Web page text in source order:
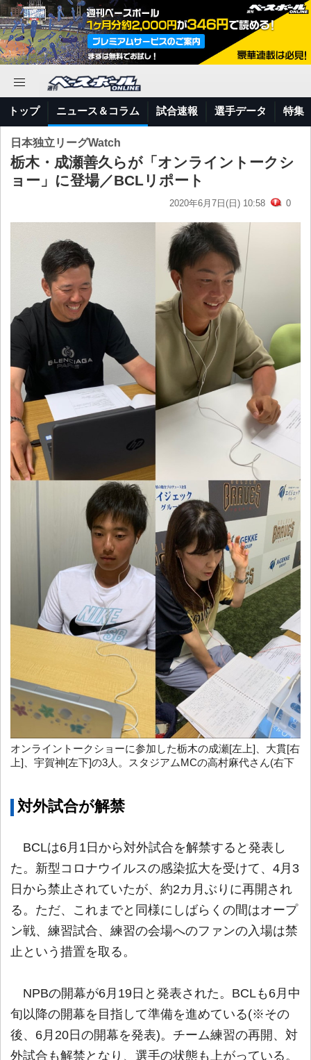
トップ ニュース＆コラム 試合速報 選手データ 特集
日本独立リーグWatch
栃木・成瀬善久らが「オンライントークシ
ョー」に登場／BCLリポート
2020年6月7日(日) 10:58 0
オンライントークショーに参加した栃木の成瀬[左上]、大貫[右
上]、宇賀神[左下]の3人。スタジアムMCの高村麻代さん(右下
対外試合が解禁
BCLは6月1日から対外試合を解禁すると発表し
た。新型コロナウイルスの感染拡大を受けて、4月3
日から禁止されていたが、約2カ月ぶりに再開され
る。ただ、これまでと同様にしばらくの間はオープ
ン戦、練習試合、練習の会場へのファンの入場は禁
止という措置を取る。
NPBの開幕が6月19日と発表された。BCLも6月中
旬以降の開幕を目指して準備を進めている(※その
後、6月20日の開幕を発表)。チーム練習の再開、対
外試合も解禁となり、選手の状態も上がっている。